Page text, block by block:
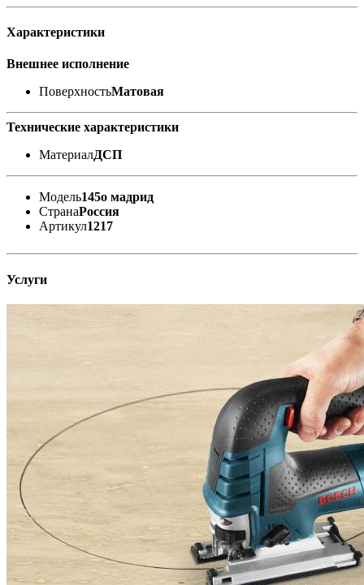
Характеристики
Внешнее исполнение
ПоверхностьМатовая
Технические характеристики
МатериалДСП
Модель145о мадрид
СтранаРоссия
Артикул1217
Услуги